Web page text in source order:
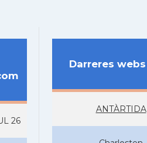
26
Darreres
ANTÀRTIDA